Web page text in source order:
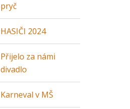
pryč
HASIČI 2024
Přijelo za námi
divadlo
Karneval v MŠ